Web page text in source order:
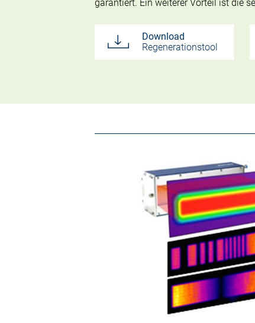
garantiert. Ein weiterer Vorteil ist die
Download
Regenerationstool